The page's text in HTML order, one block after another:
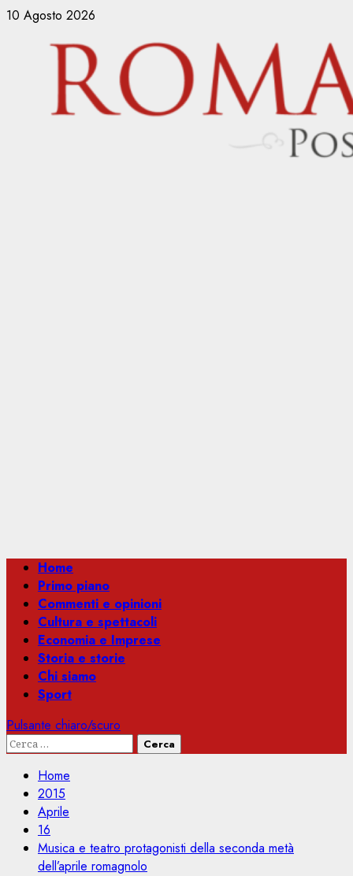
Vai
contenuto
10 Agosto 2026
Menu
principale
Home
Primo piano
Commenti e opinioni
Cultura e spettacoli
Economia e Imprese
Storia e storie
Chi siamo
Sport
Pulsante chiaro/scuro
Ricerca
Home
2015
Aprile
16
Musica e teatro protagonisti della seconda metà
dell’aprile romagnolo